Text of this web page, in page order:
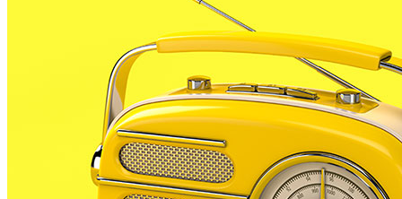
L’Agència de Salut Pública ha detectat fins a 3 casos
importants d’infecció per Chikungunya, un virus
d’origen africà que provoca febre i dolors articulars
intensos, que poden arribar a ser molt molestos, fins
i tot invalidants.
Es tracta de 3 dones: 2 de Vilassar de Mar i una de